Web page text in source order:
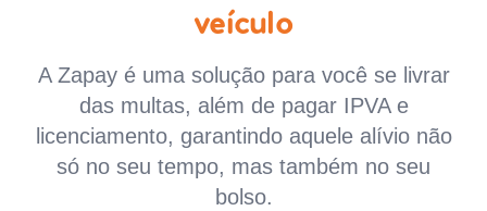
veículo
A Zapay é uma solução para você se livrar
das multas, além de pagar IPVA e
licenciamento, garantindo aquele alívio não
só no seu tempo, mas também no seu
bolso.